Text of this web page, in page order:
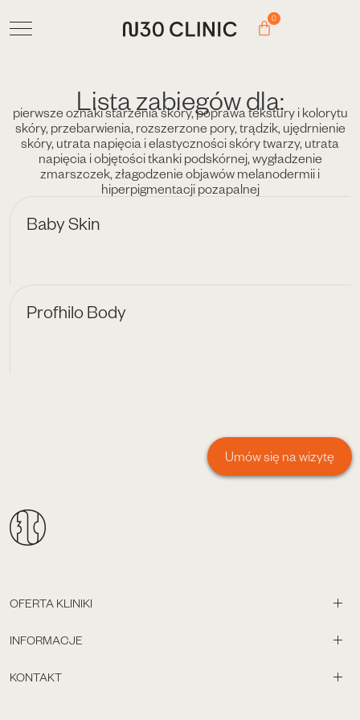
0
Lista zabiegów dla:
pierwsze oznaki starzenia skóry,poprawa tekstury i kolorytu
skóry, przebarwienia, rozszerzone pory,trądzik, ujędrnienie
skóry, utrata napięcia i elastyczności skóry twarzy, utrata
napięcia i objętości tkanki podskórnej,wygładzenie
zmarszczek,złagodzenie objawów melanodermii i
hiperpigmentacji pozapalnej
Baby Skin
Profhilo Body
Umów się na wizytę
OFERTA KLINIKI
INFORMACJE
KONTAKT